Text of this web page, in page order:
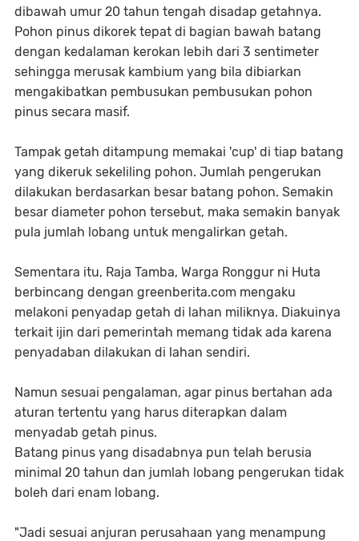
dibawah umur 20 tahun tengah disadap getahnya.
Pohon pinus dikorek tepat di bagian bawah batang
dengan kedalaman kerokan lebih dari 3 sentimeter
sehingga merusak kambium yang bila dibiarkan
mengakibatkan pembusukan pembusukan pohon
pinus secara masif.
Tampak getah ditampung memakai 'cup' di tiap batang
yang dikeruk sekeliling pohon. Jumlah pengerukan
dilakukan berdasarkan besar batang pohon. Semakin
besar diameter pohon tersebut, maka semakin banyak
pula jumlah lobang untuk mengalirkan getah.
Sementara itu, Raja Tamba, Warga Ronggur ni Huta
berbincang dengan greenberita.com mengaku
melakoni penyadap getah di lahan miliknya. Diakuinya
terkait ijin dari pemerintah memang tidak ada karena
penyadaban dilakukan di lahan sendiri.
Namun sesuai pengalaman, agar pinus bertahan ada
aturan tertentu yang harus diterapkan dalam
menyadab getah pinus.
Batang pinus yang disadabnya pun telah berusia
minimal 20 tahun dan jumlah lobang pengerukan tidak
boleh dari enam lobang.
"Jadi sesuai anjuran perusahaan yang menampung